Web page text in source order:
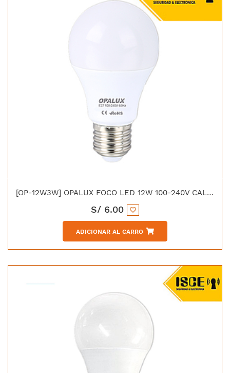
[OP-12W3W] OPALUX FOCO LED 12W 100-240V CALIDO 945LM 3000K E27 230°
S/ 6.00
ADICIONAR AL CARRO